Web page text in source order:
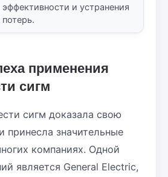
эффективности и устранения
потерь.
применения
сигм
сигм доказала свою
принесла значительные
компаниях. Одной
является General Electric,